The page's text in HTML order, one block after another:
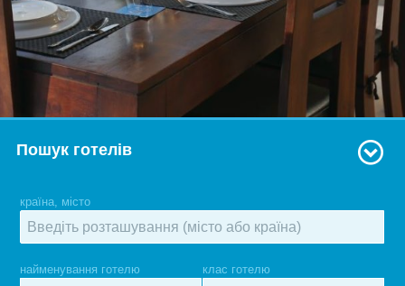
Пошук готелів
країна, місто
найменування готелю клас готелю